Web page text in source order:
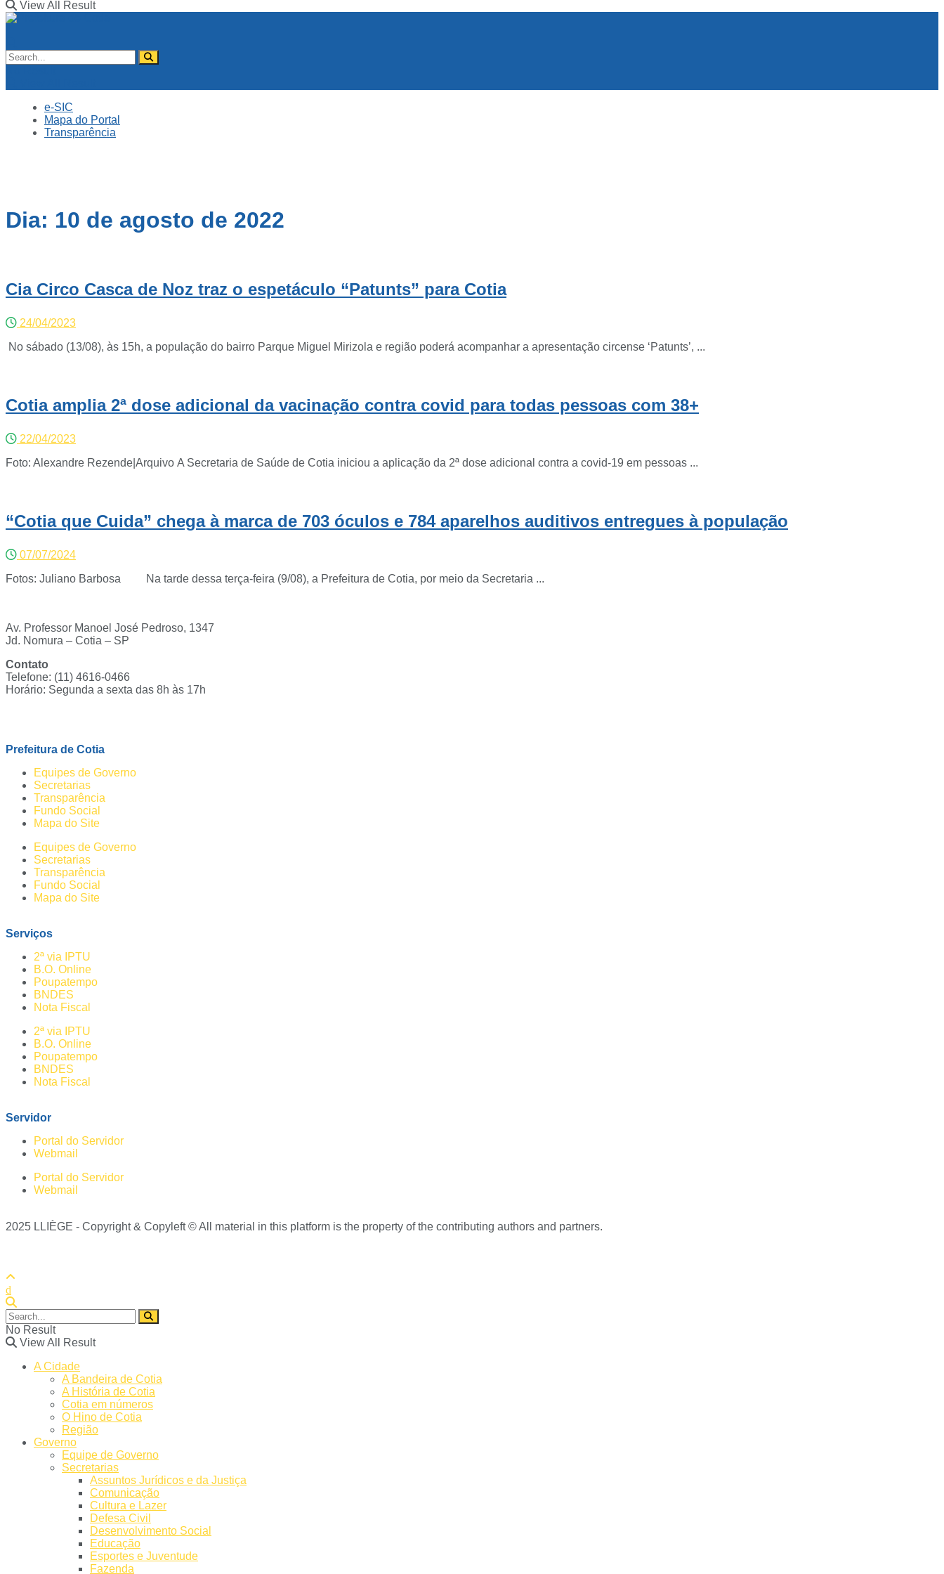
View All Result
e-SIC
Mapa do Portal
Transparência
Dia: 10 de agosto de 2022
Cia Circo Casca de Noz traz o espetáculo “Patunts” para Cotia
24/04/2023
No sábado (13/08), às 15h, a população do bairro Parque Miguel Mirizola e região poderá acompanhar a apresentação circense ‘Patunts’, ...
Cotia amplia 2ª dose adicional da vacinação contra covid para todas pessoas com 38+
22/04/2023
Foto: Alexandre Rezende|Arquivo A Secretaria de Saúde de Cotia iniciou a aplicação da 2ª dose adicional contra a covid-19 em pessoas ...
“Cotia que Cuida” chega à marca de 703 óculos e 784 aparelhos auditivos entregues à população
07/07/2024
Fotos: Juliano Barbosa Na tarde dessa terça-feira (9/08), a Prefeitura de Cotia, por meio da Secretaria ...
Av. Professor Manoel José Pedroso, 1347
Jd. Nomura – Cotia – SP
Contato
Telefone: (11) 4616-0466
Horário: Segunda a sexta das 8h às 17h
Prefeitura de Cotia
Equipes de Governo
Secretarias
Transparência
Fundo Social
Mapa do Site
Equipes de Governo
Secretarias
Transparência
Fundo Social
Mapa do Site
Serviços
2ª via IPTU
B.O. Online
Poupatempo
BNDES
Nota Fiscal
2ª via IPTU
B.O. Online
Poupatempo
BNDES
Nota Fiscal
Servidor
Portal do Servidor
Webmail
Portal do Servidor
Webmail
2025 LLIÈGE - Copyright & Copyleft © All material in this platform is the property of the contributing authors and partners.
No Result
View All Result
A Cidade
A Bandeira de Cotia
A História de Cotia
Cotia em números
O Hino de Cotia
Região
Governo
Equipe de Governo
Secretarias
Assuntos Jurídicos e da Justiça
Comunicação
Cultura e Lazer​
Defesa Civil
Desenvolvimento Social
Educação
Esportes e Juventude
Fazenda